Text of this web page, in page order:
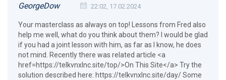
GeorgeDow 22:02, 17.02.2024
Your masterclass as always on top! Lessons from Fred also
help me well, what do you think about them? I would be glad
if you had a joint lesson with him, as far as I know, he does
not mind. Recently there was related article <a
href=https://telkvnxlnc.site/top/>On This Site</a> Try the
solution described here: https://telkvnxlnc.site/day/ Some